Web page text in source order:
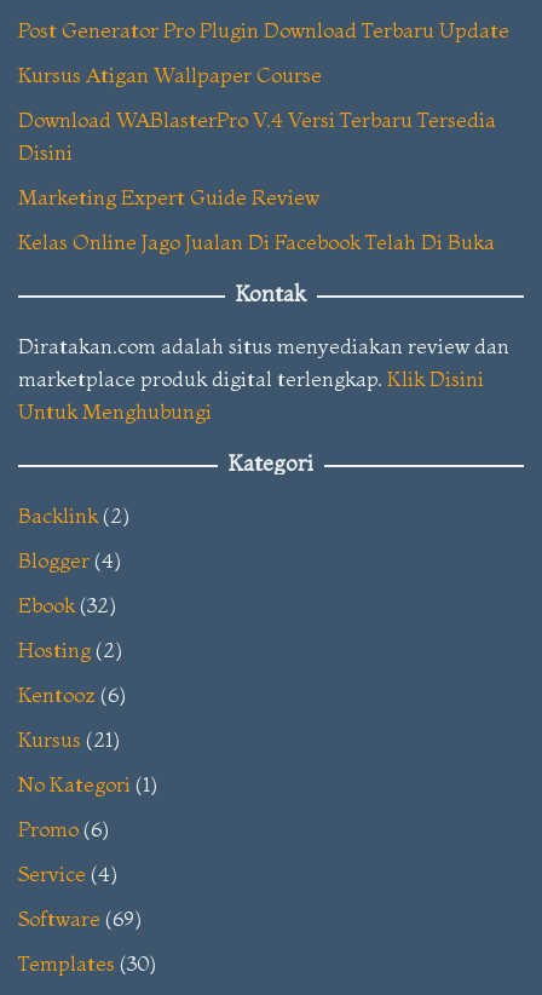
Post Generator Pro Plugin Download Terbaru Update
Kursus Atigan Wallpaper Course
Download WABlasterPro V.4 Versi Terbaru Tersedia
Disini
Marketing Expert Guide Review
Kelas Online Jago Jualan Di Facebook Telah Di Buka
Kontak
Diratakan.com adalah situs menyediakan review dan
marketplace produk digital terlengkap. Klik Disini
Untuk Menghubungi
Kategori
Backlink(2)
Blogger(4)
Ebook(32)
Hosting(2)
Kentooz (6)
Kursus (21)
No Kategori (1)
Promo(6)
Service (4)
Software (69)
Templates (30)